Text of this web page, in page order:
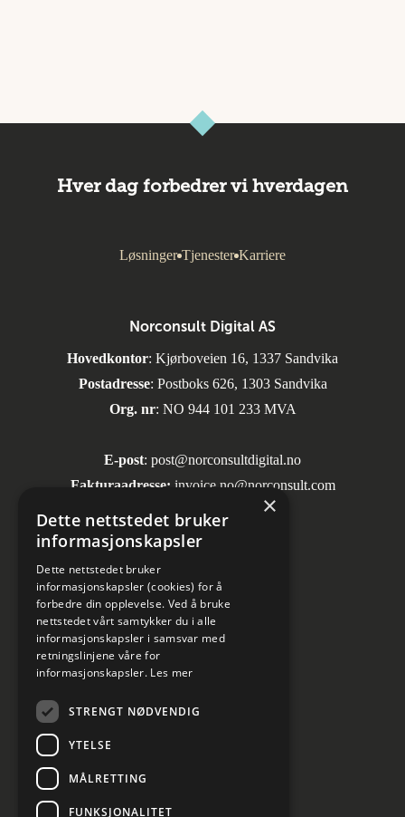
Hver dag forbedrer vi hverdagen
Løsninger Tjenester Karriere
Sosiale medier
Informasjon om personvern
Norconsult Digital AS
Hovedkontor: Kjørboveien 16, 1337 Sandvika
Postadresse: Postboks 626, 1303 Sandvika
Org. nr: NO 944 101 233 MVA
E-post: post@norconsultdigital.no
Fakturaadresse: invoice.no@norconsult.com
×
Dette nettstedet bruker
informasjonskapsler
Dette nettstedet bruker
informasjonskapsler (cookies) for å
forbedre din opplevelse. Ved å bruke
nettstedet vårt samtykker du i alle
informasjonskapsler i samsvar med
retningslinjene våre for
informasjonskapsler. Les mer
STRENGT NØDVENDIG
YTELSE
MÅLRETTING
FUNKSJONALITET